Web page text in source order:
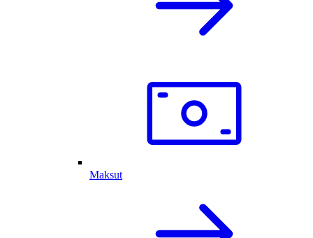
Maksut